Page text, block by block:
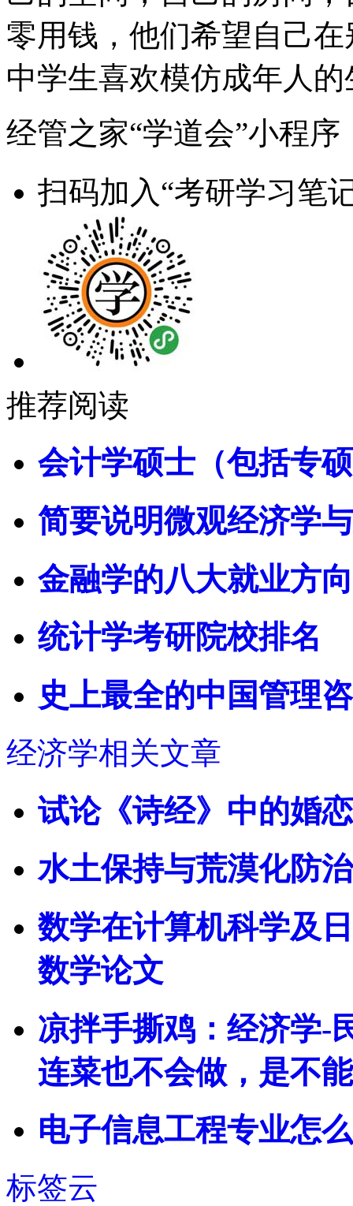
零用钱，他们希望自己
中学生喜欢模仿成年人
经管之家“学道会”小程序
扫码加入“考研学习笔
推荐阅读
会计学硕士（包括专
简要说明微观经济学
金融学的八大就业方
统计学考研院校排名
史上最全的中国管理
经济学相关文章
试论《诗经》中的婚
水土保持与荒漠化防
数学在计算机科学及
数学论文
凉拌手撕鸡：经济学-
连菜也不会做，是不
电子信息工程专业怎
标签云